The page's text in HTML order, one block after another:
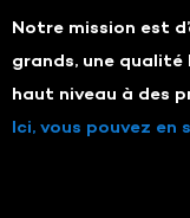
Notre mission est
grands, une
haut niveau à des
Ici, vous pouvez en